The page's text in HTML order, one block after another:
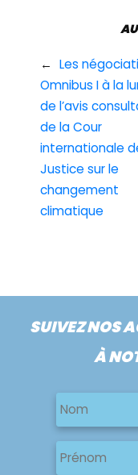
← Les
Omnibus I à la
de l’avis
de la Cour
internationale
Justice sur le
changement
climatique
SUIVEZ NOS
À
Nom
Nom
Nom